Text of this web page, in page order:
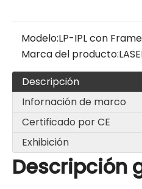
Modelo:LP-IPL con
Marca del producto:
Descripción
Infornación de marco
Certificado por CE
Exhibición
Descripción